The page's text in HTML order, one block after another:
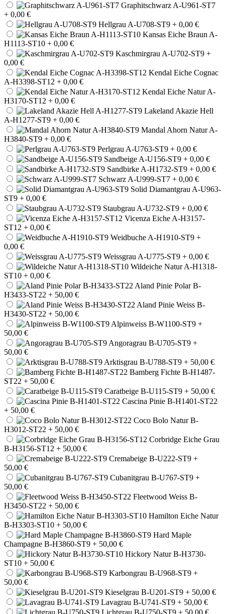
Graphitschwarz A-U961-ST7
+ 0,00 €
Hellgrau A-U708-ST9 + 0,00 €
Kansas Eiche Braun A-
H1113-ST10 + 0,00 €
Kaschmirgrau A-U702-ST9 +
0,00 €
Kendal Eiche Cognac
A-H3398-ST12 + 0,00 €
Kendal Eiche Natur A-
H3170-ST12 + 0,00 €
Lakeland Akazie Hell
A-H1277-ST9 + 0,00 €
Mandal Ahorn Natur A-
H3840-ST9 + 0,00 €
Perlgrau A-U763-ST9 + 0,00 €
Sandbeige A-U156-ST9 + 0,00 €
Sandbirke A-H1732-ST9 + 0,00 €
Schwarz A-U999-ST7 + 0,00 €
Solid Diamantgrau A-U963-
ST9 + 0,00 €
Staubgrau A-U732-ST9 + 0,00 €
Vicenza Eiche A-H3157-
ST12 + 0,00 €
Weidbuche A-H1910-ST9 +
0,00 €
Weissgrau A-U775-ST9 + 0,00 €
Wildeiche Natur A-H1318-
ST10 + 0,00 €
Aland Pinie Polar B-
H3433-ST22 + 50,00 €
Aland Pinie Weiss B-
H3430-ST22 + 50,00 €
Alpinweiss B-W1100-ST9 +
50,00 €
Angoragrau B-U705-ST9 +
50,00 €
Arktisgrau B-U788-ST9 + 50,00 €
Bamberg Fichte B-H1487-
ST22 + 50,00 €
Caratbeige B-U115-ST9 + 50,00 €
Cascina Pinie B-H1401-ST22
+ 50,00 €
Coco Bolo Natur B-
H3012-ST22 + 50,00 €
Corbridge Eiche Grau
B-H3156-ST12 + 50,00 €
Cremabeige B-U222-ST9 +
50,00 €
Cubanitgrau B-U767-ST9 +
50,00 €
Fleetwood Weiss B-
H3450-ST22 + 50,00 €
Hamilton Eiche Natur
B-H3303-ST10 + 50,00 €
Hard Maple
Champagne B-H3860-ST9 + 50,00 €
Hickory Natur B-H3730-
ST10 + 50,00 €
Karbongrau B-U968-ST9 +
50,00 €
Kieselgrau B-U201-ST9 + 50,00 €
Lavagrau B-U741-ST9 + 50,00 €
Lichtgrau B-U750-ST9 + 50,00 €